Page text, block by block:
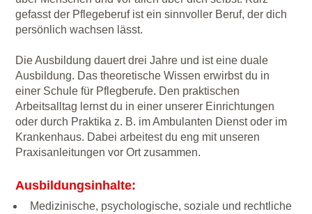
gefasst der Pflegeberuf ist ein sinnvoller Beruf, der dich
persönlich wachsen lässt.
Die Ausbildung dauert drei Jahre und ist eine duale
Ausbildung. Das theoretische Wissen erwirbst du in
einer Schule für Pflegberufe. Den praktischen
Arbeitsalltag lernst du in einer unserer Einrichtungen
oder durch Praktika z. B. im Ambulanten Dienst oder im
Krankenhaus. Dabei arbeitest du eng mit unseren
Praxisanleitungen vor Ort zusammen.
Ausbildungsinhalte:
Medizinische, psychologische, soziale und rechtliche